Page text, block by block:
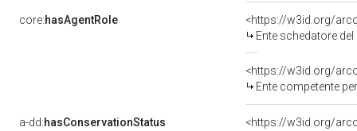
core:hasAgentRole
<https://w3id.org/
Ente schedatore del bene
<https://w3id.org/
Ente competente per
a-dd:hasConservationStatus
<https://w3id.org/